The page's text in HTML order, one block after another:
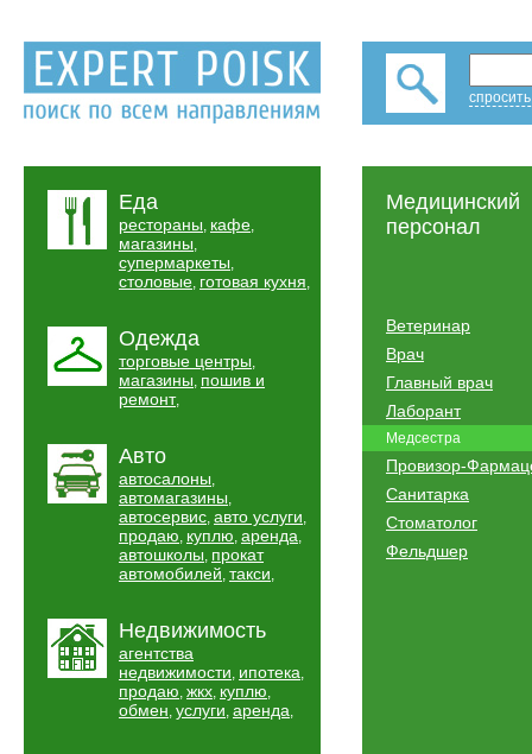
Еда
рестораны, кафе,
магазины,
супермаркеты,
столовые, готовая кухня,
Одежда
торговые центры,
магазины, пошив и
ремонт,
Авто
автосалоны,
автомагазины,
автосервис, авто услуги,
продаю, куплю, аренда,
автошколы, прокат
автомобилей, такси,
Недвижимость
агентства
недвижимости, ипотека,
продаю, жкх, куплю,
обмен, услуги, аренда,
Медицинский
персонал
Ветеринар
Врач
Главный врач
Лаборант
Медсестра
Провизор-
Санитарка
Стоматолог
Фельдшер